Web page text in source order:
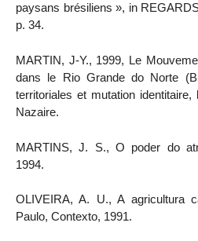
paysans brésiliens », in
p. 34.
MARTIN, J-Y., 1999, Le
dans le Rio Grande do Norte
territoriales et mutation
Nazaire.
MARTINS, J. S., O poder do
1994.
OLIVEIRA, A. U., A agricultura
Paulo, Contexto, 1991.